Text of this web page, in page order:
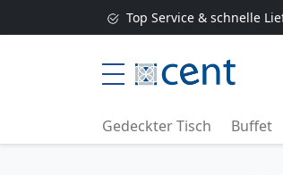
Top Service & schnelle
Gedeckter Tisch Buffet